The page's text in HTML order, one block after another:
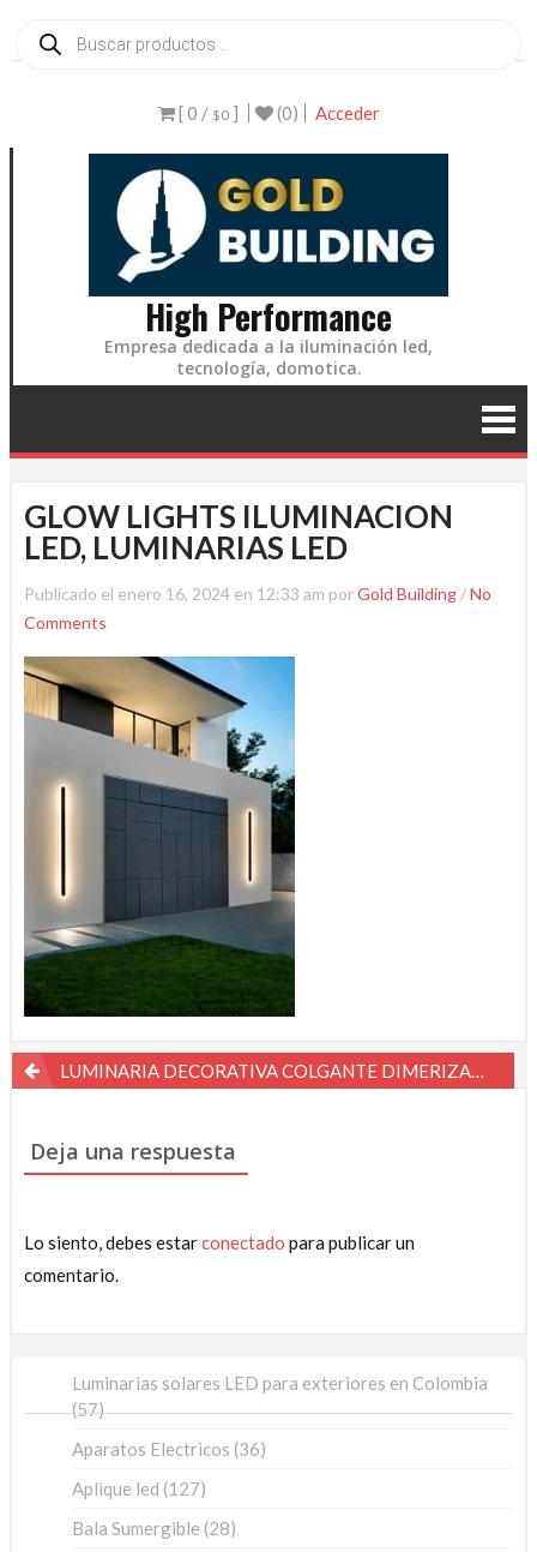
alproductos
[ 0 / $0] (0) Acceder
High Performance
Empresa dedicada a la iluminación led,
tecnología, domotica.
GLOW LIGHTS ILUMINACION
LED, LUMINARIAS LED
Publicado el enero 16, 2024 en 12:33 am porGold Building /No
Comments
Navegación
entradas
LUMINARIA DECORATIVA COLGANTE DIMERIZABLE GOLD BUILDING
Deja una respuesta
Lo siento, debes estarconectado para publicar un
comentario.
Luminarias solares LED para exteriores en Colombia
5757
Aparatos Electricos 3636
Aplique led 127127
Bala Sumergible 2828